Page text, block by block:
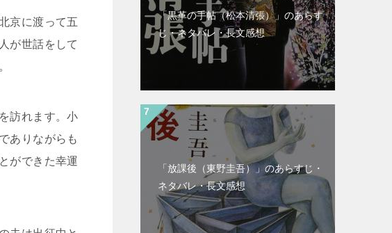
京に渡って五
が世話をして
訪れます。小
ありながらも
ができた幸運
「黒革の手帖（松本清張）」のあらす
じ・ネタバレ・長文感想
「放課後（東野圭吾）」のあらすじ・
ネタバレ・長文感想